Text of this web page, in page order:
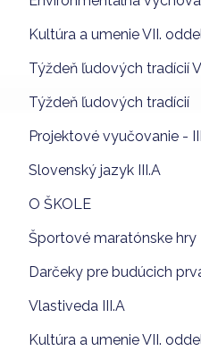
Kultúra a umenie VII.
Týždeň ľudových tradícií
Týždeň ľudových tradícií
Projektové vyučovanie -
Slovenský jazyk III.A
O ŠKOLE
Športové maratónske hry
Darčeky pre budúcich
Vlastiveda III.A
Kultúra a umenie VII.